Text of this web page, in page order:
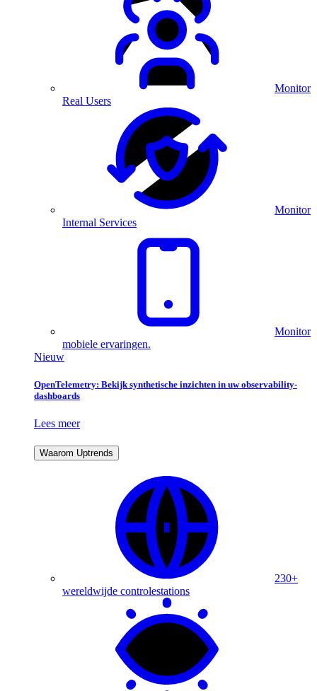
Monitor
Real Users
Monitor
Internal Services
Monitor
mobiele ervaringen.
Nieuw
OpenTelemetry: Bekijk synthetische inzichten in uw observability-
dashboards
Lees meer
Waarom Uptrends
230+
wereldwijde controlestations